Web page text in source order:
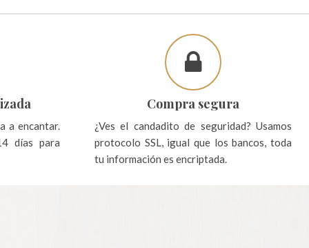
a encantar.
días para
Compra segura
¿Ves el candadito de seguridad? Usamos
protocolo SSL, igual que los bancos, toda
tu información es encriptada.